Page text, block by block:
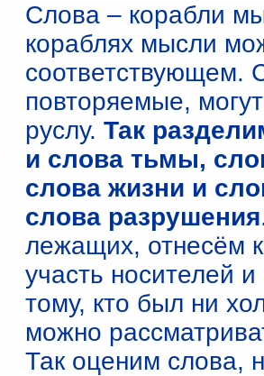
Слова – корабли
кораблях мысли
соответствующем.
повторяемые,
руслу.Так
и слова тьмы,
слова жизни и
слова разрушения
лежащих, отнесём
участь носителей
тому, кто был ни
можно
Так оценим слова,